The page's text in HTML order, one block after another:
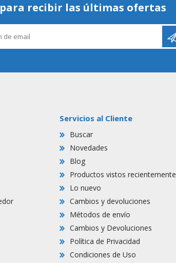
recibir las últimas ofertas
Servicios al Cliente
Buscar
Novedades
Blog
Productos vistos recientemente
Lo nuevo
Cambios y devoluciones
Métodos de envío
Cambios y Devoluciones
Política de Privacidad
Condiciones de Uso